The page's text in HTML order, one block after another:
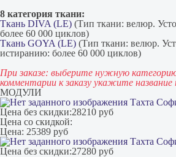
8 категория ткани:
Ткань DIVA (LE) (Тип ткани: велюр.
более 60 000 циклов)
Ткань GOYA (LE) (Тип ткани: велюр.
истиранию: более 60 000 циклов)
При заказе: выберите нужную
комментарии к заказу укажите название
МОДУЛИ
Тахта
Цена без скидки:28210 руб
Цена со скидкой:
Цена: 25389 руб
Тахта
Цена без скидки:27280 руб